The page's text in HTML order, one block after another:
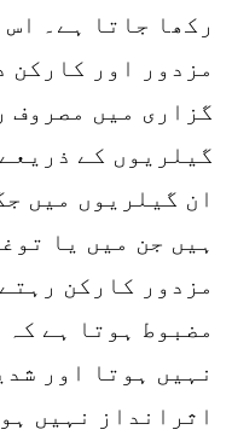
رکھا جاتا ہے۔
مزدور اور کارکن
گزاری میں مصروف
گیلریوں کے
ان گیلریوں میں
ہیں جن میں یا
مزدور کارکن
مضبوط ہوتا ہے
نہیں ہوتا اور
اثرانداز نہیں